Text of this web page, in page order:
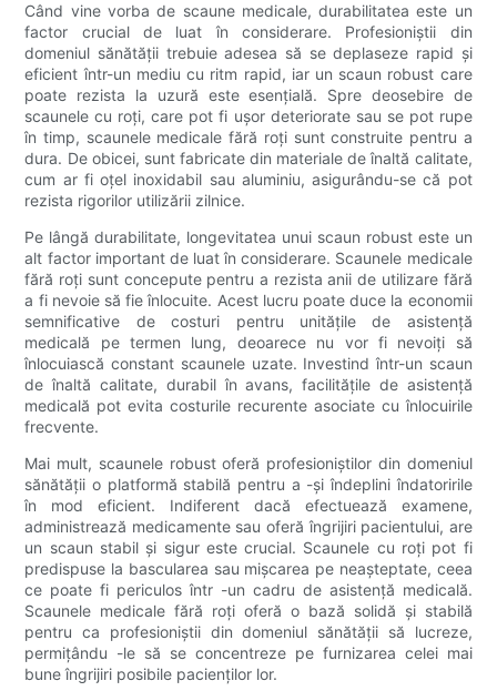
Când vine vorba de scaune medicale, durabilitatea este un
factor crucial de luat în considerare. Profesioniștii din
domeniul sănătății trebuie adesea să se deplaseze rapid și
eficient într-un mediu cu ritm rapid, iar un scaun robust care
poate rezista la uzură este esențială. Spre deosebire de
scaunele cu roți, care pot fi ușor deteriorate sau se pot rupe
în timp, scaunele medicale fără roți sunt construite pentru a
dura. De obicei, sunt fabricate din materiale de înaltă calitate,
cum ar fi oțel inoxidabil sau aluminiu, asigurându-se că pot
rezista rigorilor utilizării zilnice.
Pe lângă durabilitate, longevitatea unui scaun robust este un
alt factor important de luat în considerare. Scaunele medicale
fără roți sunt concepute pentru a rezista anii de utilizare fără
a fi nevoie să fie înlocuite. Acest lucru poate duce la economii
semnificative de costuri pentru unitățile de asistență
medicală pe termen lung, deoarece nu vor fi nevoiți să
înlocuiască constant scaunele uzate. Investind într-un scaun
de înaltă calitate, durabil în avans, facilitățile de asistență
medicală pot evita costurile recurente asociate cu înlocuirile
frecvente.
Mai mult, scaunele robust oferă profesioniștilor din domeniul
sănătății o platformă stabilă pentru a -și îndeplini îndatoririle
în mod eficient. Indiferent dacă efectuează examene,
administrează medicamente sau oferă îngrijiri pacientului, are
un scaun stabil și sigur este crucial. Scaunele cu roți pot fi
predispuse la bascularea sau mișcarea pe neașteptate, ceea
ce poate fi periculos într -un cadru de asistență medicală.
Scaunele medicale fără roți oferă o bază solidă și stabilă
pentru ca profesioniștii din domeniul sănătății să lucreze,
permițându -le să se concentreze pe furnizarea celei mai
bune îngrijiri posibile pacienților lor.